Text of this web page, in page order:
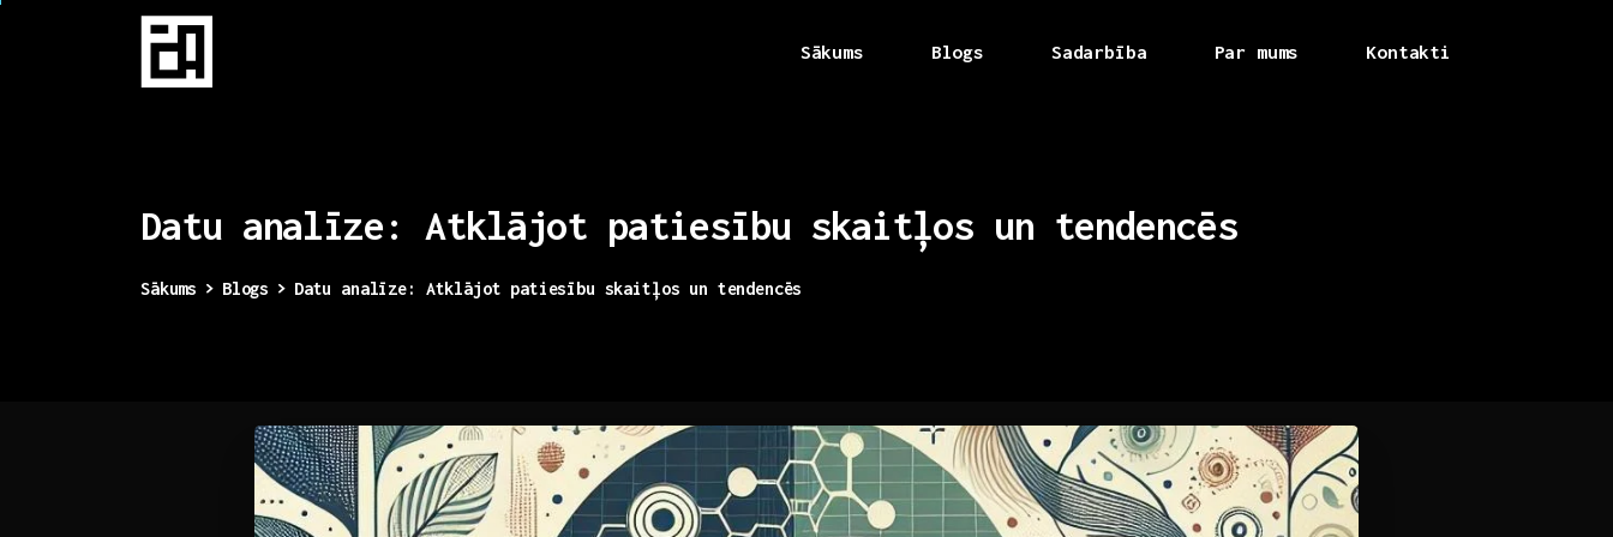
Sākums Blogs Sadarbība Par mums Kontakti
Datu analīze: Atklājot patiesību skaitļos un tendencēs
Sākums Blogs Datu analīze: Atklājot patiesību skaitļos un tendencēs